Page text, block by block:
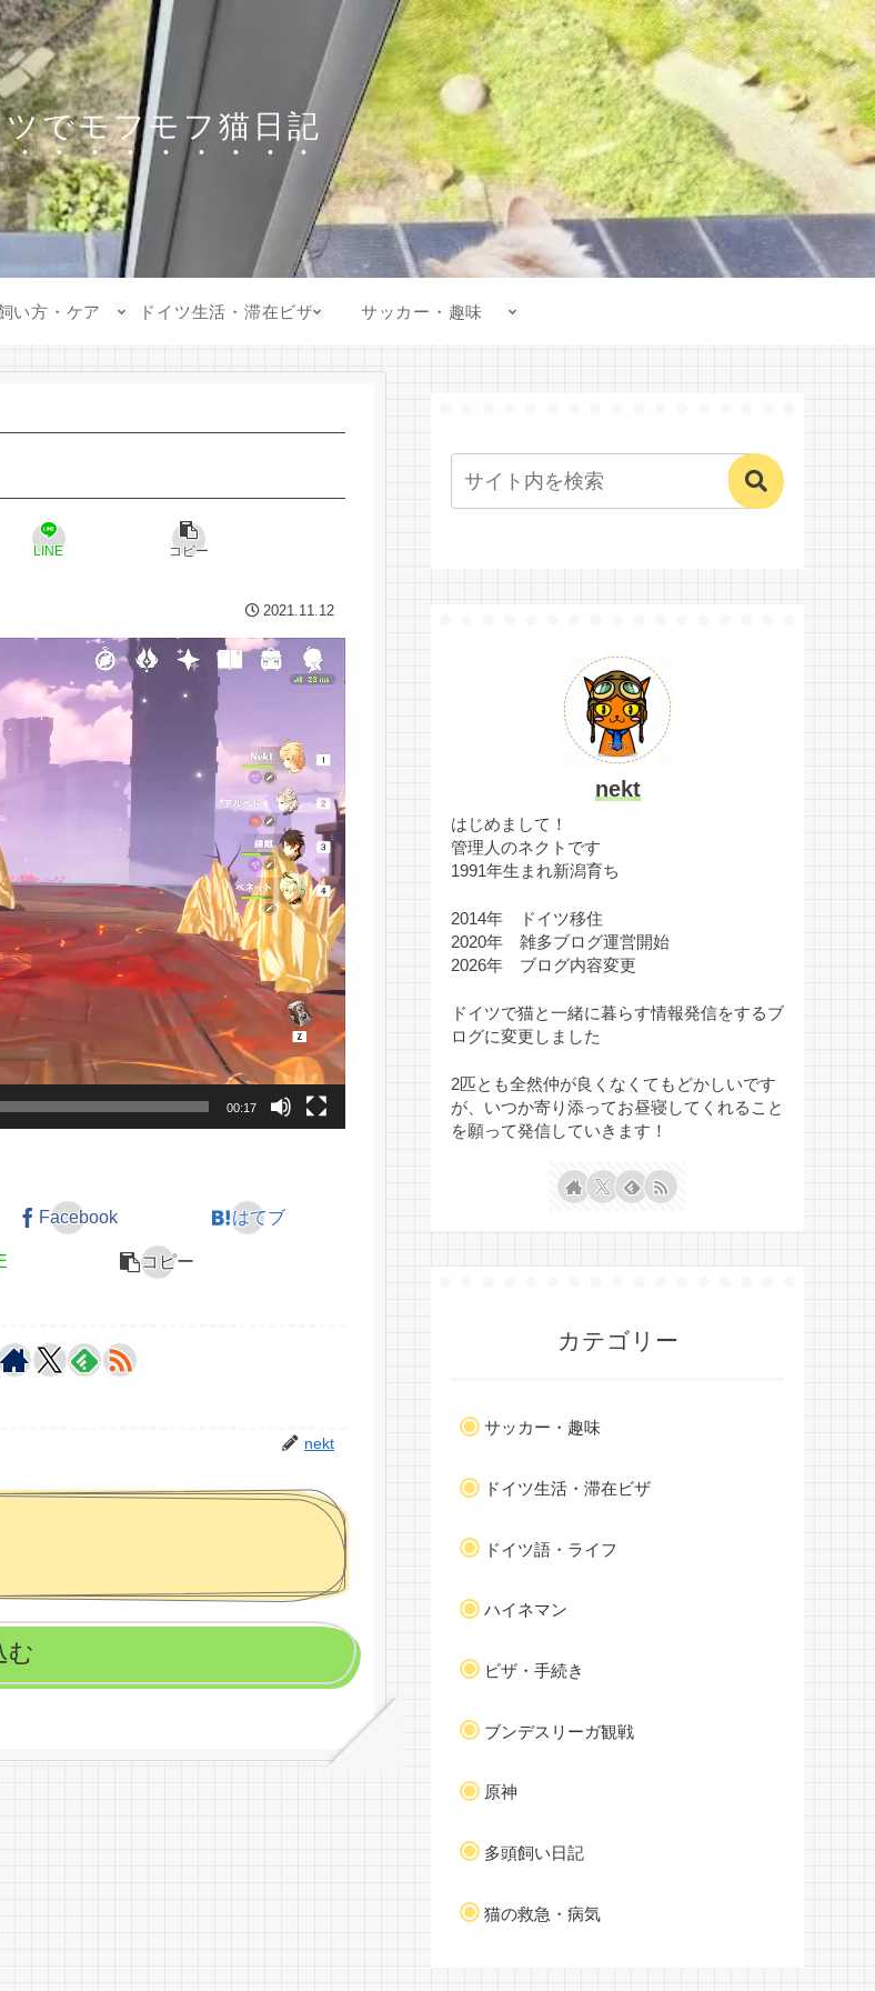
でモフモフ猫日記
い方・ケア ドイツ生活・滞在ビザ サッカー・趣味
LINE コピー
2021.11.12
00:17
Facebook はてブ
コピー
nekt
む
nekt
はじめまして！
管理人のネクトです
1991年生まれ新潟育ち
2014年 ドイツ移住
2020年 雑多ブログ運営開始
2026年 ブログ内容変更
ドイツで猫と一緒に暮らす情報発信をするブ
ログに変更しました
2匹とも全然仲が良くなくてもどかしいです
が、いつか寄り添ってお昼寝してくれること
を願って発信していきます！
カテゴリー
サッカー・趣味
ドイツ生活・滞在ビザ
ドイツ語・ライフ
ハイネマン
ビザ・手続き
ブンデスリーガ観戦
原神
多頭飼い日記
猫の救急・病気